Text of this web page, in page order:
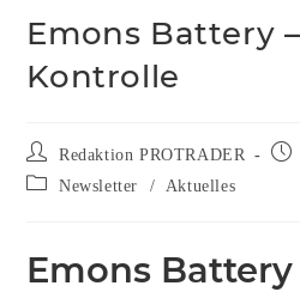
Emons Battery
Kontrolle
Redaktion PROTRADER
Newsletter
/ Aktuelles
Emons